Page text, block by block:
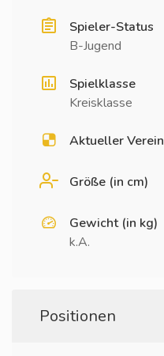
Spieler-Status
B-Jugend
Spielklasse
Kreisklasse
Aktueller Verein
Größe (in cm)
Gewicht (in kg)
k.A.
Positionen